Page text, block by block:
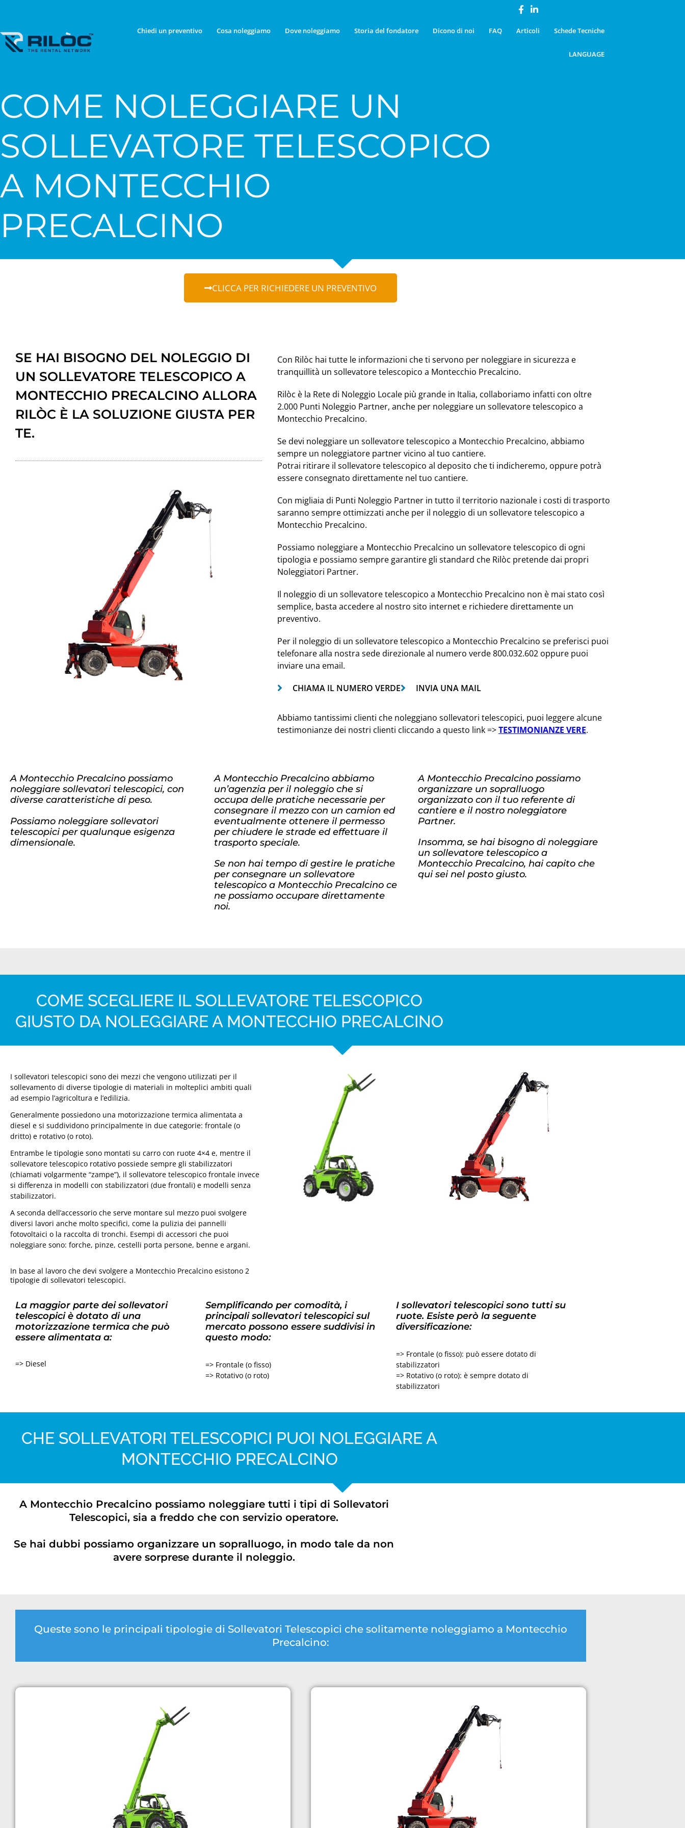
Chiedi un preventivo Cosa noleggiamo Dove noleggiamo Storia del fondatore Dicono di noi FAQ Articoli Schede Tecniche
LANGUAGE
COME NOLEGGIARE UN
SOLLEVATORE TELESCOPICO
A MONTECCHIO
PRECALCINO
CLICCA PER RICHIEDERE UN PREVENTIVO
SE HAI BISOGNO DEL NOLEGGIO DI
UN SOLLEVATORE TELESCOPICO A
MONTECCHIO PRECALCINO ALLORA
RILÒC È LA SOLUZIONE GIUSTA PER
TE.
Con Rilòc hai tutte le informazioni che ti servono per noleggiare in sicurezza e
tranquillità un sollevatore telescopico a Montecchio Precalcino.
Rilòc è la Rete di Noleggio Locale più grande in Italia, collaboriamo infatti con oltre
2.000 Punti Noleggio Partner, anche per noleggiare un sollevatore telescopico a
Montecchio Precalcino.
Se devi noleggiare un sollevatore telescopico a Montecchio Precalcino, abbiamo
sempre un noleggiatore partner vicino al tuo cantiere.
Potrai ritirare il sollevatore telescopico al deposito che ti indicheremo, oppure potrà
essere consegnato direttamente nel tuo cantiere.
Con migliaia di Punti Noleggio Partner in tutto il territorio nazionale i costi di trasporto
saranno sempre ottimizzati anche per il noleggio di un sollevatore telescopico a
Montecchio Precalcino.
Possiamo noleggiare a Montecchio Precalcino un sollevatore telescopico di ogni
tipologia e possiamo sempre garantire gli standard che Rilòc pretende dai propri
Noleggiatori Partner.
Il noleggio di un sollevatore telescopico a Montecchio Precalcino non è mai stato così
semplice, basta accedere al nostro sito internet e richiedere direttamente un
preventivo.
Per il noleggio di un sollevatore telescopico a Montecchio Precalcino se preferisci puoi
telefonare alla nostra sede direzionale al numero verde 800.032.602 oppure puoi
inviare una email.
CHIAMA IL NUMERO VERDE
INVIA UNA MAIL
Abbiamo tantissimi clienti che noleggiano sollevatori telescopici, puoi leggere alcune
testimonianze dei nostri clienti cliccando a questo link =>TESTIMONIANZE VERE.
A Montecchio Precalcino possiamo
noleggiare sollevatori telescopici, con
diverse caratteristiche di peso.
Possiamo noleggiare sollevatori
telescopici per qualunque esigenza
dimensionale.
A Montecchio Precalcino abbiamo
un’agenzia per il noleggio che si
occupa delle pratiche necessarie per
consegnare il mezzo con un camion ed
eventualmente ottenere il permesso
per chiudere le strade ed effettuare il
trasporto speciale.
Se non hai tempo di gestire le pratiche
per consegnare un sollevatore
telescopico a Montecchio Precalcino ce
ne possiamo occupare direttamente
noi.
A Montecchio Precalcino possiamo
organizzare un sopralluogo
organizzato con il tuo referente di
cantiere e il nostro noleggiatore
Partner.
Insomma, se hai bisogno di noleggiare
un sollevatore telescopico a
Montecchio Precalcino, hai capito che
qui sei nel posto giusto.
COME SCEGLIERE IL SOLLEVATORE TELESCOPICO
GIUSTO DA NOLEGGIARE A MONTECCHIO PRECALCINO
I sollevatori telescopici sono dei mezzi che vengono utilizzati per il
sollevamento di diverse tipologie di materiali in molteplici ambiti quali
ad esempio l’agricoltura e l’edilizia.
Generalmente possiedono una motorizzazione termica alimentata a
diesel e si suddividono principalmente in due categorie: frontale (o
dritto) e rotativo (o roto).
Entrambe le tipologie sono montati su carro con ruote 4×4 e, mentre il
sollevatore telescopico rotativo possiede sempre gli stabilizzatori
(chiamati volgarmente “zampe”), il sollevatore telescopico frontale invece
si differenza in modelli con stabilizzatori (due frontali) e modelli senza
stabilizzatori.
A seconda dell’accessorio che serve montare sul mezzo puoi svolgere
diversi lavori anche molto specifici, come la pulizia dei pannelli
fotovoltaici o la raccolta di tronchi. Esempi di accessori che puoi
noleggiare sono: forche, pinze, cestelli porta persone, benne e argani.
In base al lavoro che devi svolgere a Montecchio Precalcino esistono 2
tipologie di sollevatori telescopici.
La maggior parte dei sollevatori
telescopici è dotato di una
motorizzazione termica che può
essere alimentata a:
=> Diesel
Semplificando per comodità, i
principali sollevatori telescopici sul
mercato possono essere suddivisi in
questo modo:
=> Frontale (o fisso)
=> Rotativo (o roto)
I sollevatori telescopici sono tutti su
ruote. Esiste però la seguente
diversificazione:
=> Frontale (o fisso): può essere dotato di
stabilizzatori
=> Rotativo (o roto): è sempre dotato di
stabilizzatori
CHE SOLLEVATORI TELESCOPICI PUOI NOLEGGIARE A
MONTECCHIO PRECALCINO
A Montecchio Precalcino possiamo noleggiare tutti i tipi di Sollevatori
Telescopici, sia a freddo che con servizio operatore.
Se hai dubbi possiamo organizzare un sopralluogo, in modo tale da non
avere sorprese durante il noleggio.
Queste sono le principali tipologie di Sollevatori Telescopici che solitamente noleggiamo a Montecchio
Precalcino: